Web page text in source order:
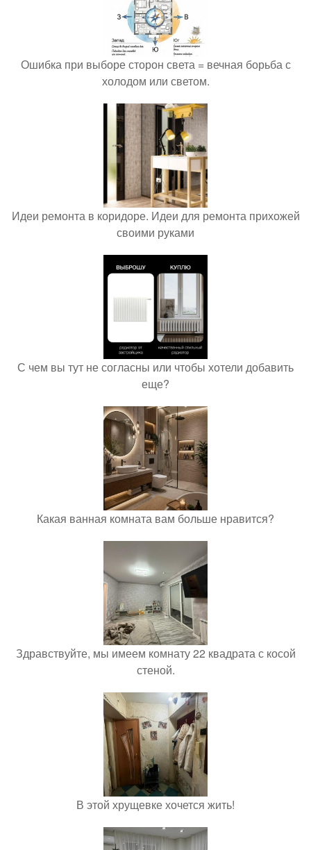
Ошибка при выборе сторон света = вечная борьба с
холодом или светом.
Идеи ремонта в коридоре. Идеи для ремонта прихожей
своими руками
С чем вы тут не согласны или чтобы хотели добавить
еще?
Какая ванная комната вам больше нравится?
Здравствуйте, мы имеем комнату 22 квадрата с косой
стеной.
В этой хрущевке хочется жить!